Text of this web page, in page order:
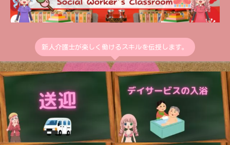
新人介護士が楽しく働けるスキルを伝授します。